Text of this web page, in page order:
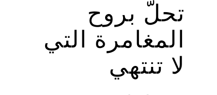
تحلَّ بروح
المغامرة التي
لا تنتهي